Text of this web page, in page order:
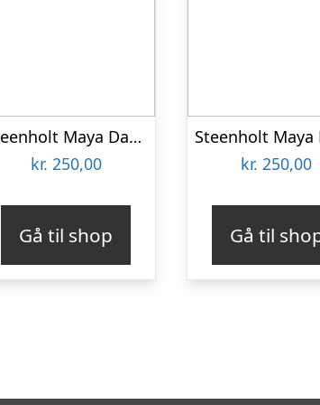
Steenholt Maya Dame Bukser Plus Size – Dark Grey – 52
kr. 250,00
Gå til shop
kr. 250,00
Gå til